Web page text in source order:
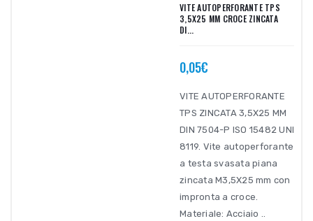
VITE AUTOPERFORANTE TPS
3,5X25 MM CROCE ZINCATA
DI...
0,05€
VITE AUTOPERFORANTE
TPS ZINCATA 3,5X25 MM
DIN 7504-P ISO 15482 UNI
8119. Vite autoperforante
a testa svasata piana
zincata M3,5X25 mm con
impronta a croce.
Materiale: Acciaio ..